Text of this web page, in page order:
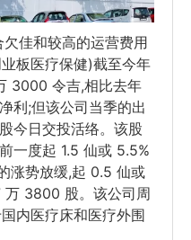
佳和较高的运营费用
板医疗保健)截至今年
3000 令吉,相比去年
利;但该公司当季的出
今日交投活络。该股
一度起 1.5 仙或 5.5%
涨势放缓,起 0.5 仙或
万 3800 股。该公司周
内医疗床和医疗外围